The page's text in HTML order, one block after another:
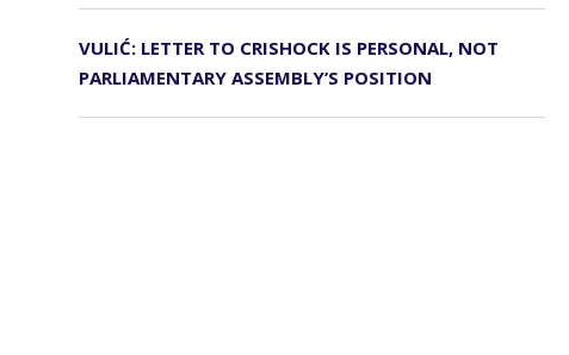
VULIĆ: LETTER TO CRISHOCK IS PERSONAL, NOT
PARLIAMENTARY ASSEMBLY’S POSITION